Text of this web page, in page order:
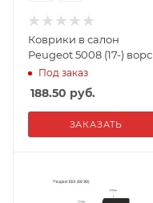
Коврики в салон
Peugeot 5008 (17-) ворс
Под заказ
188.50 руб.
ЗАКАЗАТЬ